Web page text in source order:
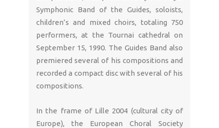
Symphonic Band of the Guides, soloists,
children’s and mixed choirs, totaling 750
performers, at the Tournai cathedral on
September 15, 1990. The Guides Band also
premiered several of his compositions and
recorded a compact disc with several of his
compositions.
In the frame of Lille 2004 (cultural city of
Europe), the European Choral Society